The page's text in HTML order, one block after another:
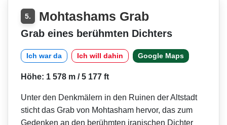
5. Mohtashams Grab
Grab eines berühmten Dichters
Ich war da Ich will dahin Google Maps
Höhe: 1 578 m / 5 177 ft
Unter den Denkmälern in den Ruinen der Altstadt
sticht das Grab von Mohtasham hervor, das zum
Gedenken an den berühmten iranischen Dichter